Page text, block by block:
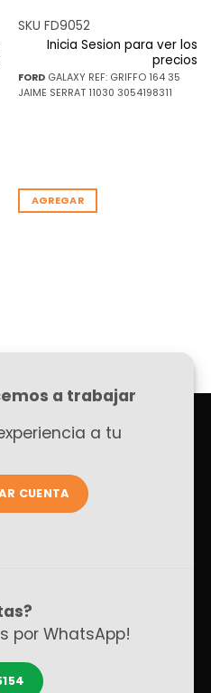
SKU FD9052
Inicia Sesion para ver los
precios
FORDGALAXY REF: GRIFFO 164 35
JAIME SERRAT 11030 3054198311
AGREGAR
a trabajar
a tu
CUENTA
por WhatsApp!